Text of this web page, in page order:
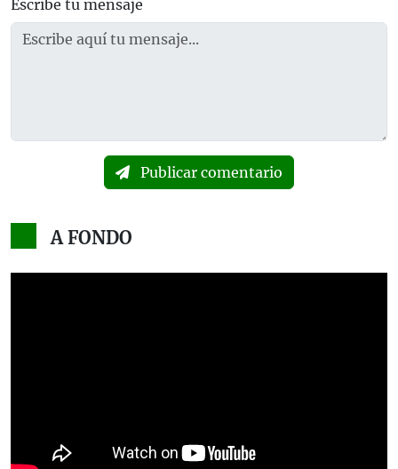
Escribe tu mensaje
Publicar comentario
A FONDO